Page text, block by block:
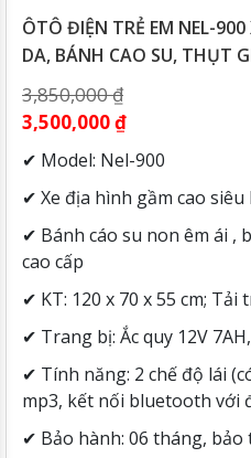
ÔTÔ ĐIỆN TRẺ EM NEL-
DA, BÁNH CAO SU, THỤT GIẢM SÓC (2
ĐỘNG CƠ)
3,850,000₫
3,500,000₫
✔ Model: Nel-900
✔ Xe địa hình gầm cao siêu
✔ Bánh cáo su non êm ái ,
cao cấp
✔ KT: 120 x 70 x 55 cm; Tải
✔ Trang bị: Ắc quy 12V
✔ Tính năng: 2 chế độ lái
mp3, kết nối bluetooth với
✔ Bảo hành: 06 tháng, bảo